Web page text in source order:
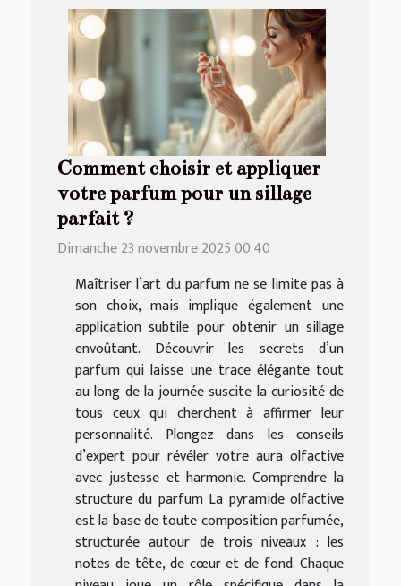
Comment choisir et appliquer
votre parfum pour un sillage
parfait ?
Dimanche 23 novembre 2025 00:40
Maîtriser l’art du parfum ne se limite pas à
son choix, mais implique également une
application subtile pour obtenir un sillage
envoûtant. Découvrir les secrets d’un
parfum qui laisse une trace élégante tout
au long de la journée suscite la curiosité de
tous ceux qui cherchent à affirmer leur
personnalité. Plongez dans les conseils
d’expert pour révéler votre aura olfactive
avec justesse et harmonie. Comprendre la
structure du parfum La pyramide olfactive
est la base de toute composition parfumée,
structurée autour de trois niveaux : les
notes de tête, de cœur et de fond. Chaque